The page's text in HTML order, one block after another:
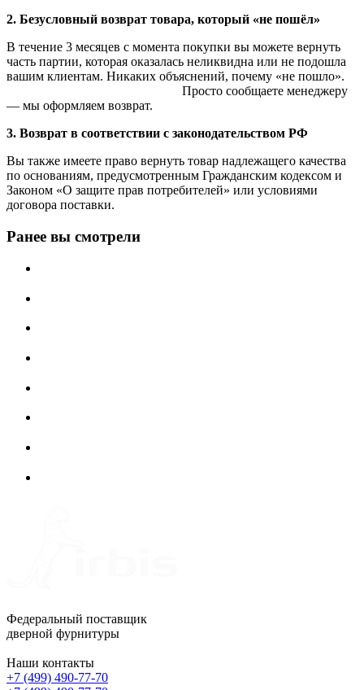
2. Безусловный возврат товара, который «не пошёл»
В течение 3 месяцев с момента покупки вы можете вернуть
часть партии, которая оказалась неликвидна или не подошла
вашим клиентам. Никаких объяснений, почему «не пошло».
Просто сообщаете менеджеру
— мы оформляем возврат.
3. Возврат в соответствии с законодательством РФ
Вы также имеете право вернуть товар надлежащего качества
по основаниям, предусмотренным Гражданским кодексом и
Законом «О защите прав потребителей» или условиями
договора поставки.
Ранее вы смотрели
Федеральный поставщик
дверной фурнитуры
Наши контакты
+7 (499) 490-77-70